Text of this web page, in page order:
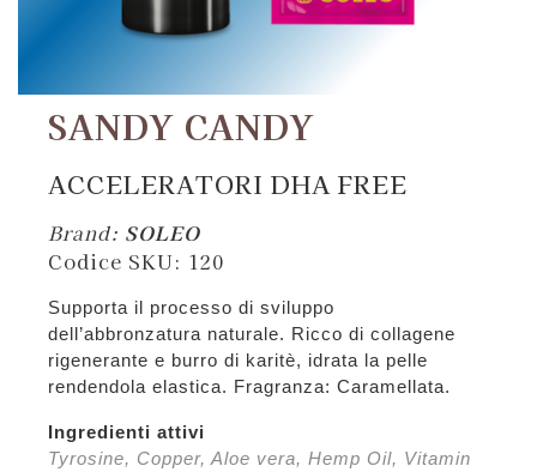
SANDY CANDY
ACCELERATORI DHA FREE
Brand: SOLEO
Codice SKU: 120
Supporta il processo di sviluppo
dell’abbronzatura naturale. Ricco di collagene
rigenerante e burro di karitè, idrata la pelle
rendendola elastica. Fragranza: Caramellata.
Ingredienti attivi
Tyrosine, Copper, Aloe vera, Hemp Oil, Vitamin